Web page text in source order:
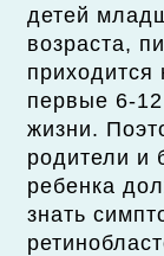
детей
возраста,
приходится
первые 6-
жизни.
родители и
ребенка
знать